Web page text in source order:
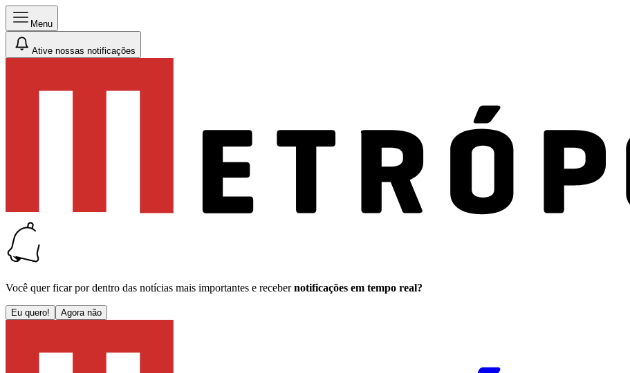
Menu
Ative nossas notificações
Você quer ficar por dentro das notícias mais importantes e receber notificações em tempo real?
Eu quero! Agora não